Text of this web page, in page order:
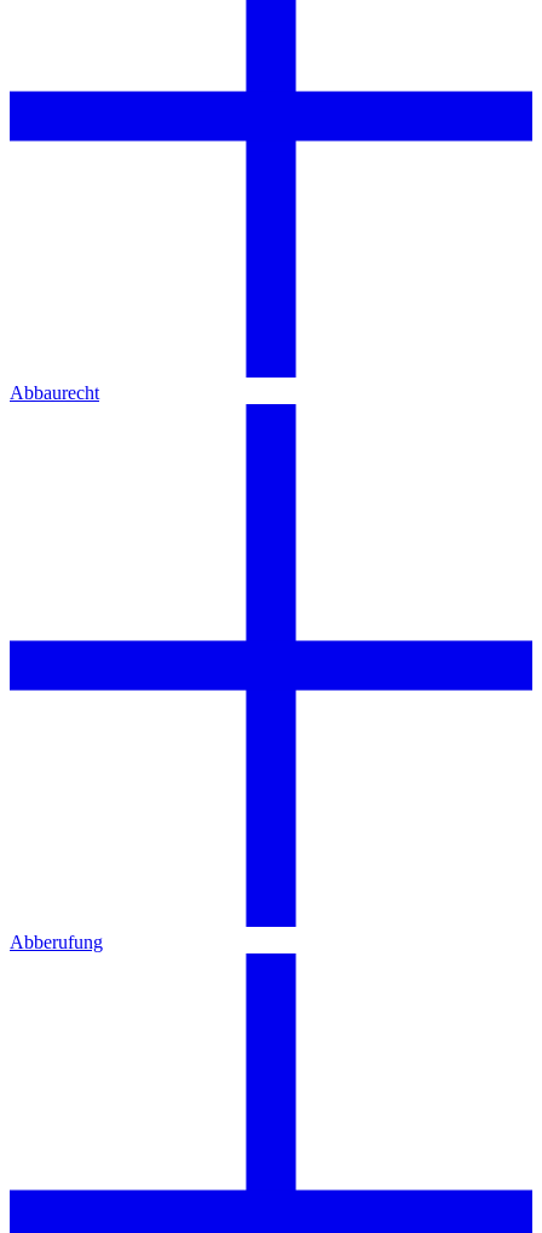
Abbaurecht
Abberufung